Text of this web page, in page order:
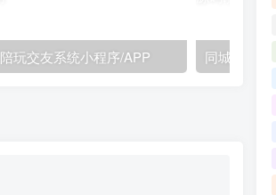
陪玩交友系统小程序/APP